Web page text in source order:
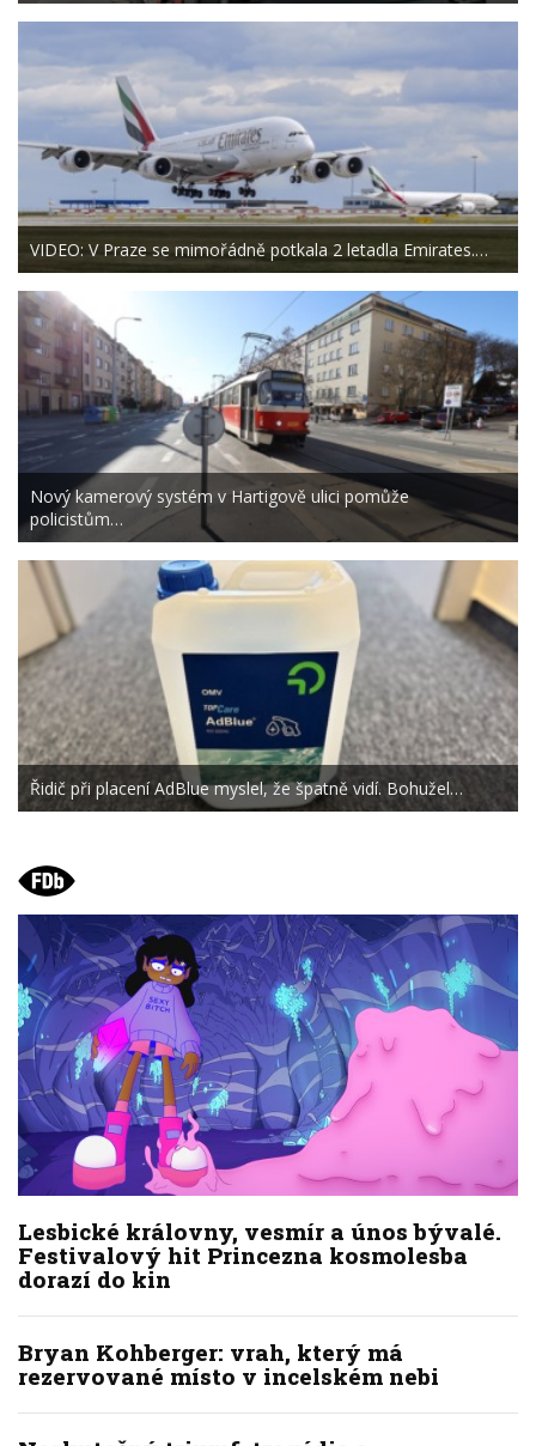
VIDEO: V Praze se mimořádně potkala 2 letadla Emirates.…
Nový kamerový systém v Hartigově ulici pomůže
policistům…
Řidič při placení AdBlue myslel, že špatně vidí. Bohužel…
Lesbické královny, vesmír a únos bývalé.
Festivalový hit Princezna kosmolesba
dorazí do kin
Bryan Kohberger: vrah, který má
rezervované místo v incelském nebi